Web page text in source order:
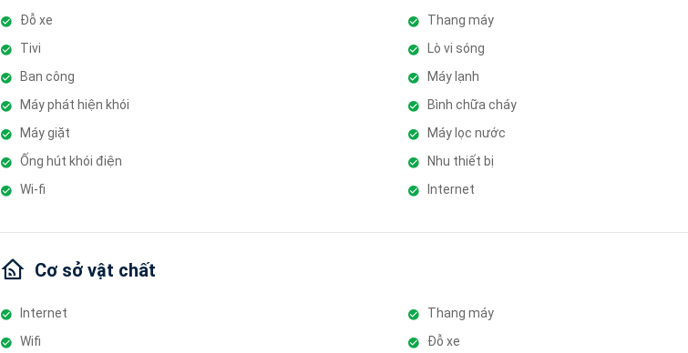
Đỗ xe
Thang máy
Tivi
Lò vi sóng
Ban công
Máy lạnh
Máy phát hiện khói
Bình chữa cháy
Máy giặt
Máy lọc nước
Ống hút khói điện
Nhu thiết bị
Wi-fi
Internet
Cơ sở vật chất
Internet
Thang máy
Wifi
Đỗ xe